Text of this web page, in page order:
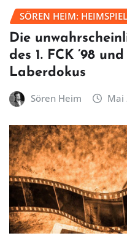
SÖREN HEIM: HEIMSPIEL
Die
des 1. FCK ’98
Laberdokus
Sören Heim Mai